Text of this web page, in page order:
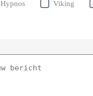
Hypnos Viking